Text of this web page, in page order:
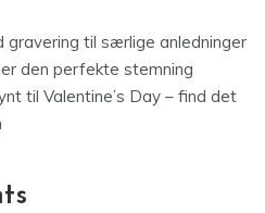
gravering til særlige anledninger
den perfekte stemning
til Valentine’s Day – find det